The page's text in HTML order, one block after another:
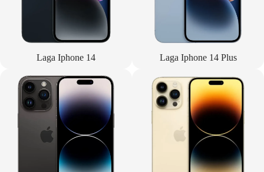
Laga Iphone 14 Laga Iphone 14 Plus